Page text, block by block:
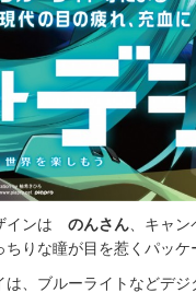
インは のんさん 、キャ
ちりな瞳が目を惹くパッ
は、ブルーライトなどデ